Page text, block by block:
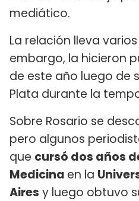
mediático.
La relación lleva
embargo, la hicieron
de este año luego de
Plata durante la
Sobre Rosario se
pero algunos
que cursó dos años
Medicina en la
Aires y luego obtuvo